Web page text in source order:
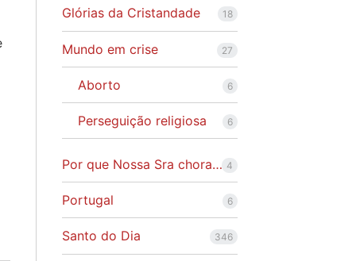
Glórias da Cristandade 18
Mundo em crise 27
Aborto 6
Perseguição religiosa 6
Por que Nossa Sra chora… 4
Portugal 6
Santo do Dia 346